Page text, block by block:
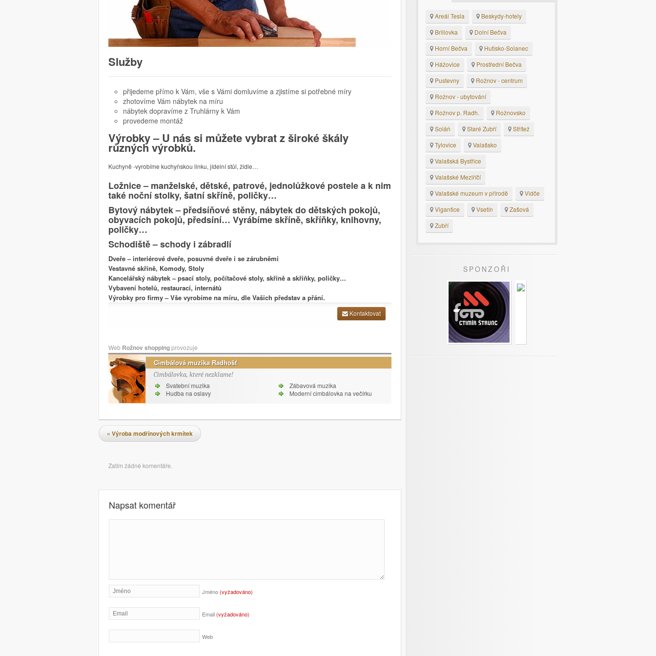
Služby
přijedeme přímo k Vám, vše s Vámi domluvíme a zjistíme si potřebné míry
zhotovíme Vám nábytek na míru
nábytek dopravíme z Truhlárny k Vám
provedeme montáž
Výrobky – U nás si můžete vybrat z široké škály
různých výrobků.
Kuchyně -vyrobíme kuchyňskou linku, jídelní stůl, židle…
Ložnice – manželské, dětské, patrové, jednolůžkové postele a k nim
také noční stolky, šatní skříně, poličky…
Bytový nábytek – předsíňové stěny, nábytek do dětských pokojů,
obyvacích pokojů, předsíní… Vyrábíme skříně, skříňky, knihovny,
poličky…
Schodiště – schody i zábradlí
Dveře – interiérové dveře, posuvné dveře i se zárubněmi
Vestavné skříně, Komody, Stoly
Kancelářský nábytek – psací stoly, počítačové stoly, skříně a skříňky, poličky…
Vybavení hotelů, restaurací, internátů
Výrobky pro firmy – Vše vyrobíme na míru, dle Vašich představ a přání.
Kontaktovat
Web Rožnov shoppingprovozuje
Cimbálová muzika Radhošť
Cimbálovka, které nezklame!
Svatební muzika
Hudba na oslavy
Zábavová muzika
Moderní cimbálovka na večírku
Navigace pro příspěvky
« Výroba modřínových krmítek
Komentáře
Zatím žádné komentáře.
Napsat komentář
Jméno(vyžadováno)
Email(vyžadováno)
Web
Areál Tesla
Beskydy-hotely
Brillovka
Dolní Bečva
Horní Bečva
Hutisko-Solanec
Hážovice
Prostřední Bečva
Pustevny
Rožnov - centrum
Rožnov - ubytování
Rožnov p. Radh.
Rožnovsko
Soláň
Staré Zubří
Střítež
Tylovice
Valašsko
Valašská Bystřice
Valašské Meziříčí
Valašské muzeum v přírodě
Vidče
Vigantice
Vsetín
Zašová
Zubří
SPONZOŘI